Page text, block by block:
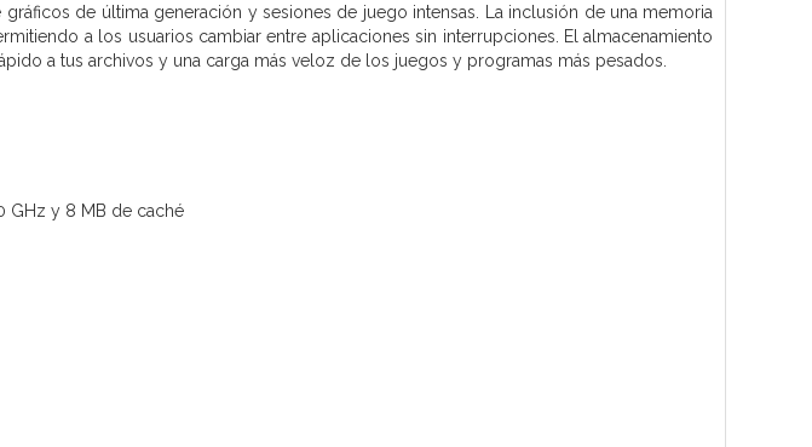
de última generación y sesiones de juego intensas. La inclusión de una memoria
a los usuarios cambiar entre aplicaciones sin interrupciones. El almacenamiento
a tus archivos y una carga más veloz de los juegos y programas más pesados.
GHz y 8 MB de caché